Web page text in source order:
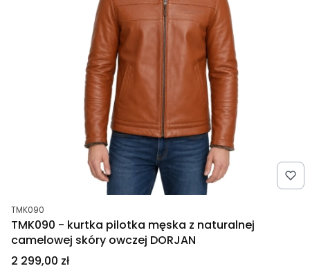
Kod produktu
TMK090
TMK090 - kurtka pilotka męska z naturalnej
camelowej skóry owczej DORJAN
Cena
2 299,00 zł